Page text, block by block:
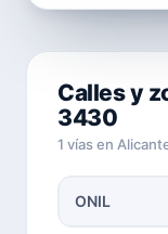
Calles y
3430
1 vías en
ONIL